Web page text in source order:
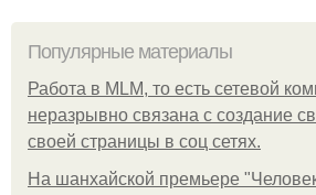
Популярные материалы
Работа в MLM, то есть сетевой
неразрывно связана с создание
своей страницы в соц сетях.
На шанхайской премьере